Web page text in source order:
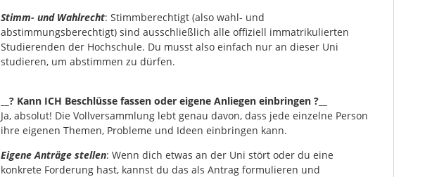
Stimm- und Wahlrecht: Stimmberechtigt (also wahl- und
abstimmungsberechtigt) sind ausschließlich alle offiziell immatrikulierten
Studierenden der Hochschule. Du musst also einfach nur an dieser Uni
studieren, um abstimmen zu dürfen.
__? Kann ICH Beschlüsse fassen oder eigene Anliegen einbringen ?__
Ja, absolut! Die Vollversammlung lebt genau davon, dass jede einzelne Person
ihre eigenen Themen, Probleme und Ideen einbringen kann.
Eigene Anträge stellen: Wenn dich etwas an der Uni stört oder du eine
konkrete Forderung hast, kannst du das als Antrag formulieren und